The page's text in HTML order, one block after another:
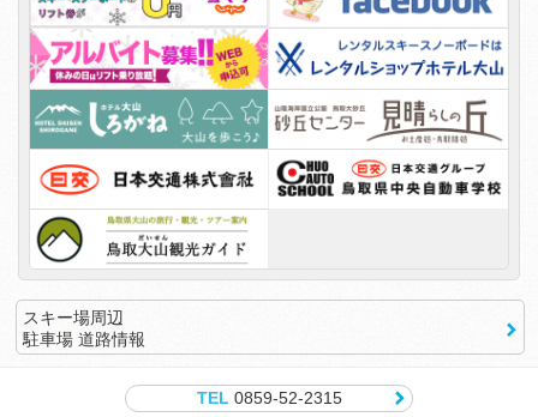
スキー場周辺
駐車場 道路情報
TEL0859-52-2315